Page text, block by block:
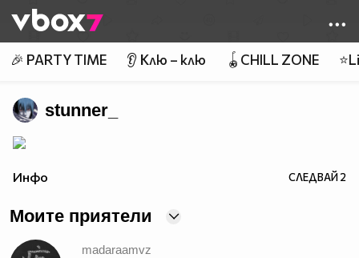
👾
🎉 PARTY TIME 👂 Клю – клю 🪀CHILL ZONE
stunner_
Инфо СЛЕДВАЙ2
Моите приятели
madaraamvz